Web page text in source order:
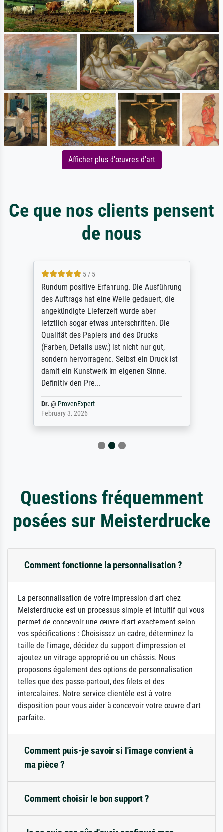
Afficher plus d'œuvres d'art
Ce que nos clients pensent
de nous
5 / 5
Rundum positive Erfahrung. Die Ausführung
des Auftrags hat eine Weile gedauert, die
angekündigte Lieferzeit wurde aber
letztlich sogar etwas unterschritten. Die
Qualität des Papiers und des Drucks
(Farben, Details usw.) ist nicht nur gut,
sondern hervorragend. Selbst ein Druck ist
damit ein Kunstwerk im eigenen Sinne.
Definitiv den Pre...
Dr. @ ProvenExpert
February 3, 2026
Questions fréquemment
posées sur Meisterdrucke
Comment fonctionne la personnalisation ?
La personnalisation de votre impression d'art chez
Meisterdrucke est un processus simple et intuitif qui vous
permet de concevoir une œuvre d'art exactement selon
vos spécifications : Choisissez un cadre, déterminez la
taille de l'image, décidez du support d'impression et
ajoutez un vitrage approprié ou un châssis. Nous
proposons également des options de personnalisation
telles que des passe-partout, des filets et des
intercalaires. Notre service clientèle est à votre
disposition pour vous aider à concevoir votre œuvre d'art
parfaite.
Comment puis-je savoir si l'image convient à
ma pièce ?
Comment choisir le bon support ?